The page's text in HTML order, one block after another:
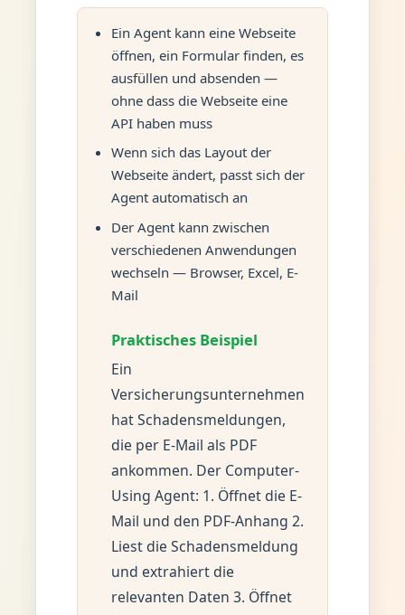
Ein Agent kann eine Webseite
öffnen, ein Formular finden, es
ausfüllen und absenden —
ohne dass die Webseite eine
API haben muss
Wenn sich das Layout der
Webseite ändert, passt sich der
Agent automatisch an
Der Agent kann zwischen
verschiedenen Anwendungen
wechseln — Browser, Excel, E-
Mail
Praktisches Beispiel
Ein
Versicherungsunternehmen
hat Schadensmeldungen,
die per E-Mail als PDF
ankommen. Der Computer-
Using Agent: 1. Öffnet die E-
Mail und den PDF-Anhang 2.
Liest die Schadensmeldung
und extrahiert die
relevanten Daten 3. Öffnet